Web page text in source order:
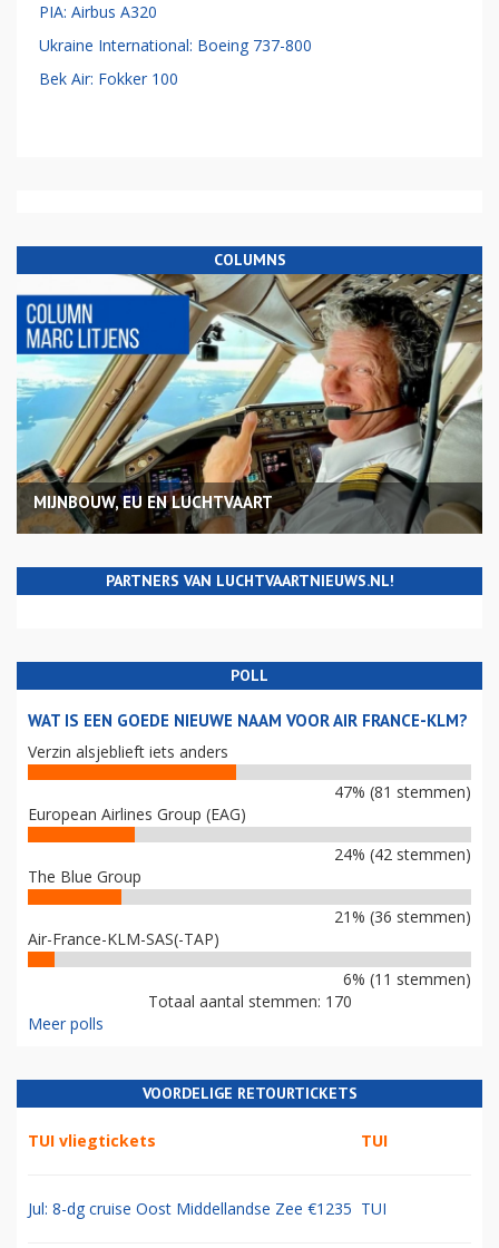
PIA: Airbus A320
Ukraine International: Boeing 737-800
Bek Air: Fokker 100
COLUMNS
MIJNBOUW, EU EN LUCHTVAART
PARTNERS VAN LUCHTVAARTNIEUWS.NL!
POLL
WAT IS EEN GOEDE NIEUWE NAAM VOOR AIR FRANCE-KLM?
Verzin alsjeblieft iets anders
47% (81 stemmen)
European Airlines Group (EAG)
24% (42 stemmen)
The Blue Group
21% (36 stemmen)
Air-France-KLM-SAS(-TAP)
6% (11 stemmen)
Totaal aantal stemmen: 170
Meer polls
VOORDELIGE RETOURTICKETS
TUI vliegtickets TUI
Jul: 8-dg cruise Oost Middellandse Zee €1235 TUI